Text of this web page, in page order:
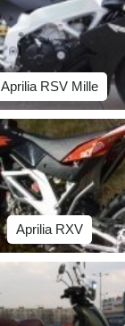
Aprilia RSV Mille
Aprilia RXV